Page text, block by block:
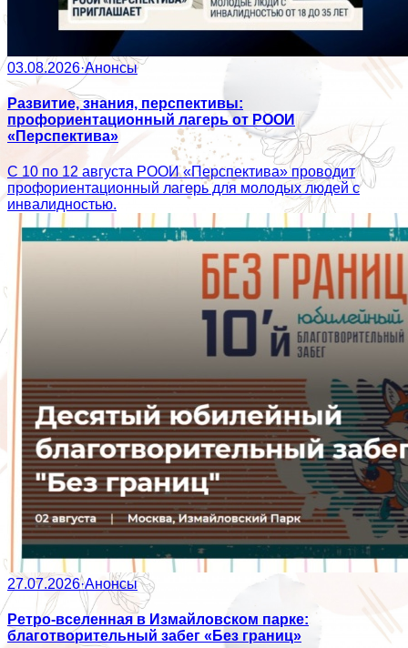
03.08.2026·Анонсы
Развитие, знания, перспективы:
профориентационный лагерь от РООИ
«Перспектива»
С 10 по 12 августа РООИ «Перспектива» проводит
профориентационный лагерь для молодых людей с
инвалидностью.
27.07.2026·Анонсы
Ретро-вселенная в Измайловском парке:
благотворительный забег «Без границ»